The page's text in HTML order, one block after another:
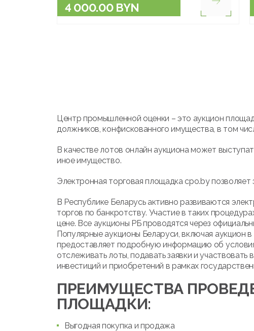
4 000.00 BYN
Центр промышленной оценки – это аукцион
должников, конфискованного имущества, в том
В качестве лотов онлайн аукциона может
иное имущество.
Электронная торговая площадка cpo.by
В Республике Беларусь активно развиваются
торгов по банкротству. Участие в таких
цене. Все аукционы РБ проводятся через
Популярные аукционы Беларуси, включая
предоставляет подробную информацию об
отслеживать лоты, подавать заявки и
инвестиций и приобретений в рамках
ПРЕИМУЩЕСТВА
ПЛОЩАДКИ:
Выгодная покупка и продажа